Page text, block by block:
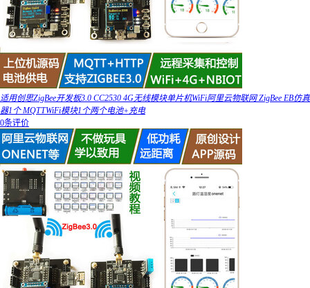
适用创思ZigBee开发板3.0 CC2530 4G无线模块单片机WiFi阿里云物联网 ZigBee EB仿真
器1个 MQTTWiFi模块1个两个电池+充电
0条评价